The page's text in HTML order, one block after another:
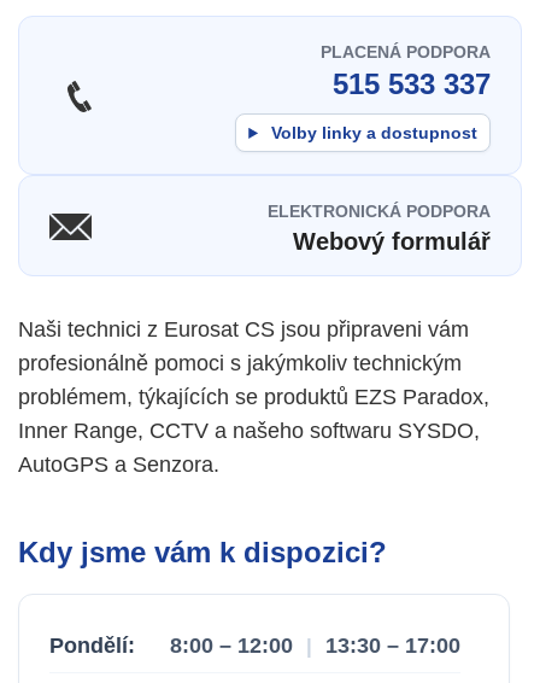
PLACENÁ PODPORA
515 533 337
Volby linky a dostupnost
ELEKTRONICKÁ PODPORA
Webový formulář
Naši technici z Eurosat CS jsou připraveni vám
profesionálně pomoci s jakýmkoliv technickým
problémem, týkajících se produktů EZS Paradox,
Inner Range, CCTV a našeho softwaru SYSDO,
AutoGPS a Senzora.
Kdy jsme vám k dispozici?
Pondělí: 8:00 – 12:00 | 13:30 – 17:00